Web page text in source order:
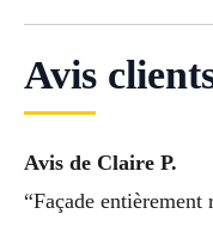
Avis
Avis de Claire P.
“Façade